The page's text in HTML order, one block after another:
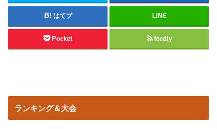
はてブ LINE
Pocket feedly
ランキング＆大会